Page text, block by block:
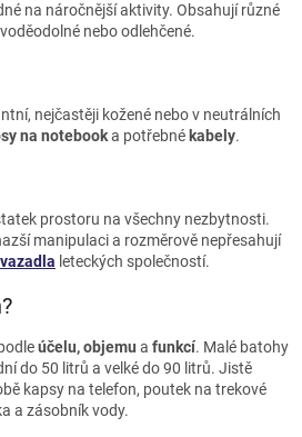
na náročnější aktivity. Obsahují různé
nebo odlehčené.
nejčastěji kožené nebo v neutrálních
na notebooka potřebné kabely.
prostoru na všechny nezbytnosti.
manipulaci a rozměrově nepřesahují
leteckých společností.
účelu, objemu a funkcí. Malé batohy
do 50 litrů a velké do 90 litrů. Jistě
kapsy na telefon, poutek na trekové
a zásobník vody.